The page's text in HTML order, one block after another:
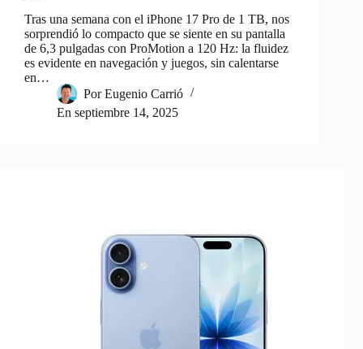
Tras una semana con el iPhone 17 Pro de 1 TB, nos
sorprendió lo compacto que se siente en su pantalla
de 6,3 pulgadas con ProMotion a 120 Hz: la fluidez
es evidente en navegación y juegos, sin calentarse
en…
Por Eugenio Carrió
En septiembre 14, 2025